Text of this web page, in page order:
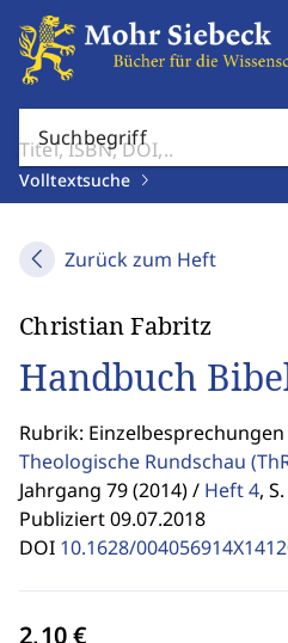
Suchbegriff
Volltextsuche
Zurück zum Heft
Christian Fabritz
Handbuch
Rubrik: Einzelbesprechungen
Theologische Rundschau
Jahrgang 79 (2014) / Heft 4,
Publiziert 09.07.2018
DOI 10.1628/